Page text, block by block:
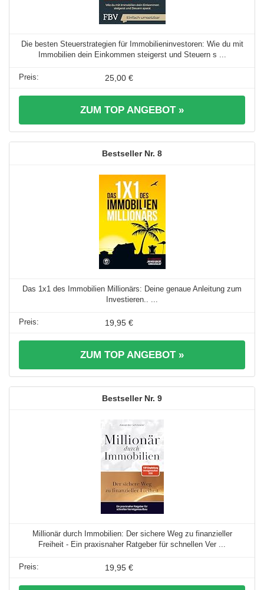
Die besten Steuerstrategien für Immobilieninvestoren: Wie du mit
Immobilien dein Einkommen steigerst und Steuern s ...
25,00 €
ZUM TOP ANGEBOT »
8
Das 1x1 des Immobilien Millionärs: Deine genaue Anleitung zum
Investieren.. ...
19,95 €
ZUM TOP ANGEBOT »
9
Millionär durch Immobilien: Der sichere Weg zu finanzieller
Freiheit - Ein praxisnaher Ratgeber für schnellen Ver ...
19,95 €